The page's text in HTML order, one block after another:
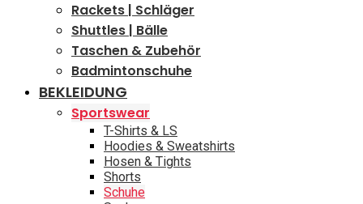
Rackets | Schläger
Shuttles | Bälle
Taschen & Zubehör
Badmintonschuhe
BEKLEIDUNG
Sportswear
T-Shirts & LS
Hoodies & Sweatshirts
Hosen & Tights
Shorts
Schuhe